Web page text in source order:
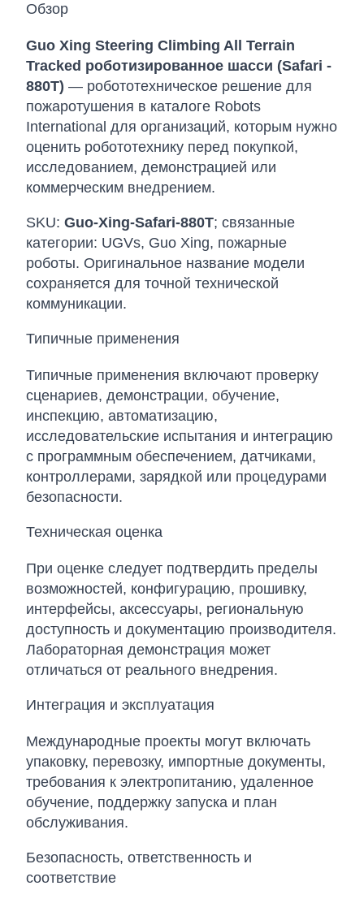
Обзор
Guo Xing Steering Climbing All Terrain
Tracked роботизированное шасси (Safari -
880T) — робототехническое решение для
пожаротушения в каталоге Robots
International для организаций, которым нужно
оценить робототехнику перед покупкой,
исследованием, демонстрацией или
коммерческим внедрением.
SKU: Guo-Xing-Safari-880T; связанные
категории: UGVs, Guo Xing, пожарные
роботы. Оригинальное название модели
сохраняется для точной технической
коммуникации.
Типичные применения
Типичные применения включают проверку
сценариев, демонстрации, обучение,
инспекцию, автоматизацию,
исследовательские испытания и интеграцию
с программным обеспечением, датчиками,
контроллерами, зарядкой или процедурами
безопасности.
Техническая оценка
При оценке следует подтвердить пределы
возможностей, конфигурацию, прошивку,
интерфейсы, аксессуары, региональную
доступность и документацию производителя.
Лабораторная демонстрация может
отличаться от реального внедрения.
Интеграция и эксплуатация
Международные проекты могут включать
упаковку, перевозку, импортные документы,
требования к электропитанию, удаленное
обучение, поддержку запуска и план
обслуживания.
Безопасность, ответственность и
соответствие